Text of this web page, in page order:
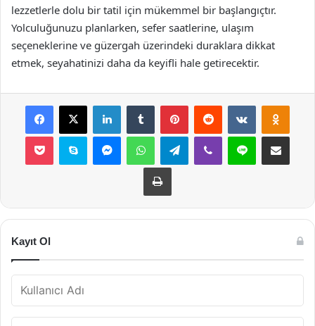
lezzetlerle dolu bir tatil için mükemmel bir başlangıçtır.
Yolculuğunuzu planlarken, sefer saatlerine, ulaşım
seçeneklerine ve güzergah üzerindeki duraklara dikkat
etmek, seyahatinizi daha da keyifli hale getirecektir.
Facebook
X LinkedInTumblr PinterestReddit VKontakte
Pocket Skype MessengerWhatsAppTelegramViber Line E-Posta ile
Yazdır
Kayıt Ol